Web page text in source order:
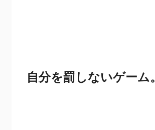
自分を罰しないゲーム。